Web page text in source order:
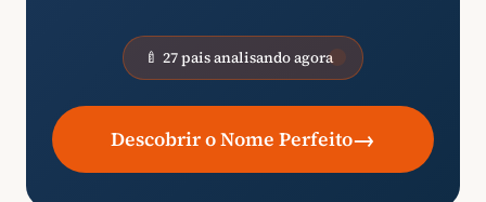
🍼 27 pais analisando agora
Descobrir o Nome Perfeito→